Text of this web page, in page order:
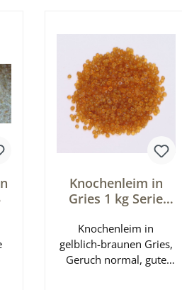
Knochenleim in
Gries 1 kg Serie
Knochenleim in
gelblich-braunen Gries,
Geruch normal, gute